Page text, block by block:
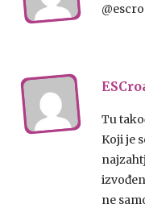
Tu
Koji je
ne